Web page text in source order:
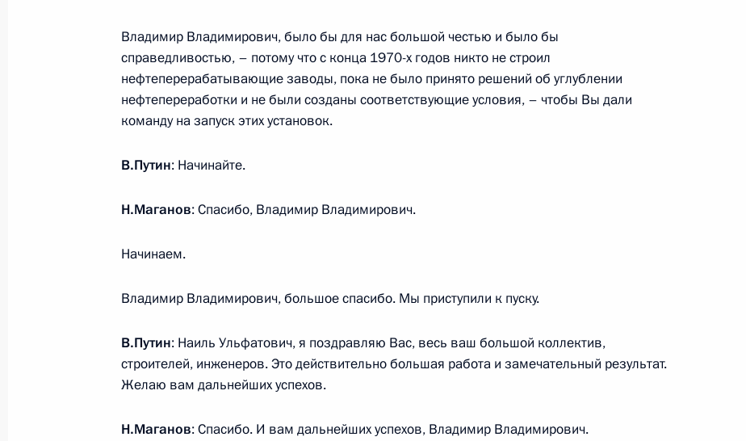
Встреча с главой Татарстана Рустамом Миннихановым
26 апреля 2017 года, 19:20
Встреча с Минтимером Шаймиевым
19 января 2017 года, 11:45
интернет-технологий
22 апреля 2016 года
Владимир Владимирович, было бы для нас большой честью и было бы
справедливостью, – потому что с конца 1970-х годов никто не строил
нефтеперерабатывающие заводы, пока не было принято решений об углублении
нефтепереработки и не были созданы соответствующие условия, – чтобы Вы дали
команду на запуск этих установок.
В.Путин: Начинайте.
Н.Маганов: Спасибо, Владимир Владимирович.
Начинаем.
Владимир Владимирович, большое спасибо. Мы приступили к пуску.
В.Путин: Наиль Ульфатович, я поздравляю Вас, весь ваш большой коллектив,
строителей, инженеров. Это действительно большая работа и замечательный результат.
Желаю вам дальнейших успехов.
Н.Маганов: Спасибо. И вам дальнейших успехов, Владимир Владимирович.